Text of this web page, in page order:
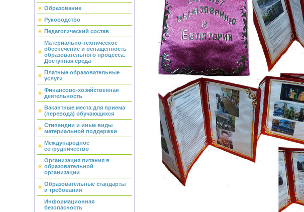
Образование
Руководство
Педагогический состав
Материально-техническое
обеспечение и оснащенность
образовательного процесса.
Доступная среда
Платные образовательные
услуги
Финансово-хозяйственная
деятельность
Вакантные места для приема
(перевода) обучающихся
Стипендии и иные виды
материальной поддержки
Международное
сотрудничество
Организация питания в
образовательной
организации
Образовательные стандарты
и требования
Информационная
безопасность